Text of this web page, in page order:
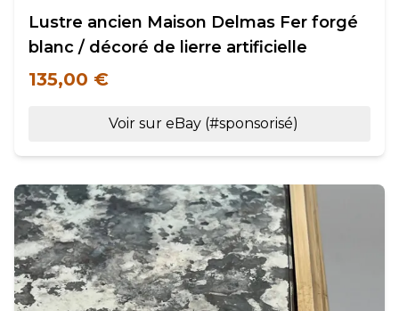
Lustre ancien Maison Delmas Fer forgé
blanc / décoré de lierre artificielle
135,00 €
Voir sur eBay (#sponsorisé)